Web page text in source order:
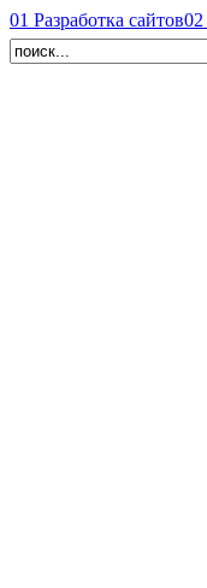
01 Разработка сайтов02